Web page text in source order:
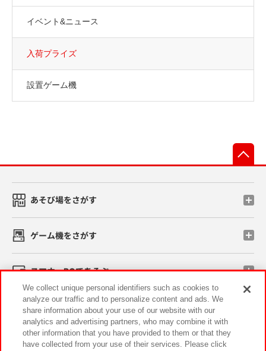
イベント&ニュース
入荷プライズ
設置ゲーム機
あそび場をさがす
ゲーム機をさがす
スマホ・PCであそぶ
イベント・キャンペーン
We collect unique personal identifiers such as cookies to
analyze our traffic and to personalize content and ads. We
share information about your use of our website with our
analytics and advertising partners, who may combine it with
other information that you have provided to them or that they
have collected from your use of their services. Please click